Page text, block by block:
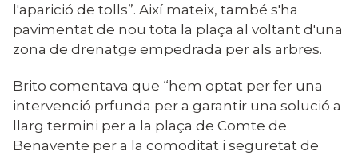
l'aparició de tolls”. Així mateix, també s'ha
pavimentat de nou tota la plaça al voltant d'una
zona de drenatge empedrada per als arbres.
Brito comentava que “hem optat per fer una
intervenció prfunda per a garantir una solució a
llarg termini per a la plaça de Comte de
Benavente per a la comoditat i seguretat de